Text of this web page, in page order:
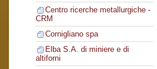
Centro ricerche metallurgiche -
CRM
Cornigliano spa
Elba S.A. di miniere e di
altiforni